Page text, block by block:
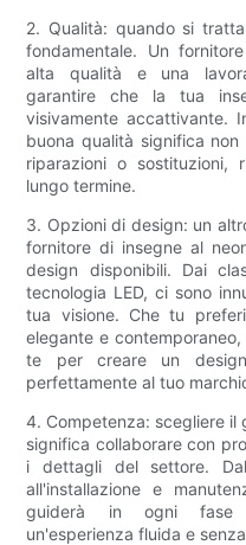
2. Qualità: quando si
fondamentale. Un
alta qualità e una
garantire che la tua
visivamente accattivante.
buona qualità significa
riparazioni o sostituzioni,
lungo termine.
3. Opzioni di design: un
fornitore di insegne al
design disponibili. Dai
tecnologia LED, ci sono
tua visione. Che tu
elegante e
te per creare un
perfettamente al tuo
4. Competenza: scegliere il
significa collaborare con
i dettagli del settore.
all'installazione e
guiderà in ogni fase
un'esperienza fluida e